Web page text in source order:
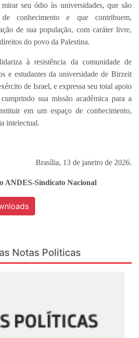
seu ódio às universidades, que são
conhecimento e que contribuem,
de sua população, com caráter livre,
do povo da Palestina.
à resistência da comunidade de
e estudantes da universidade de Birzeit
de Israel, e expressa seu total apoio
sua missão acadêmica para a
em um espaço de conhecimento,
intelectual.
Brasília, 13 de janeiro de 2026.
ANDES-Sindicato Nacional
Notas Politicas